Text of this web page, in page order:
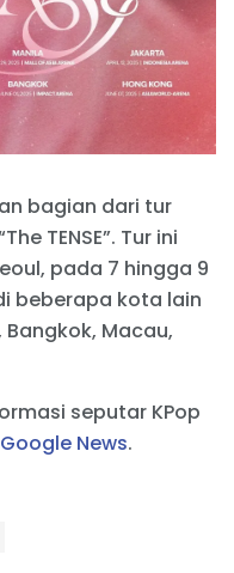
bagian dari tur
TENSE”. Tur ini
pada 7 hingga 9
beberapa kota lain
Macau,
seputar KPop
Google News.